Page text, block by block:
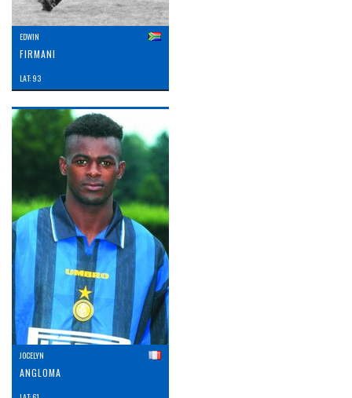
EDWIN
FIRMANI
LAT: 93
JOCELYN
ANGLOMA